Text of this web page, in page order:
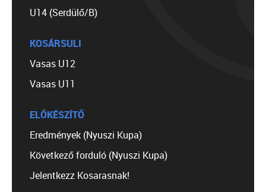
U14 (Serdülő/B)
KOSÁRSULI
Vasas U12
Vasas U11
ELŐKÉSZÍTŐ
Eredmények (Nyuszi Kupa)
Következő forduló (Nyuszi Kupa)
Jelentkezz Kosarasnak!